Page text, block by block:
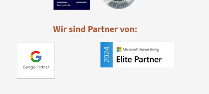
Wir sind Partner von: